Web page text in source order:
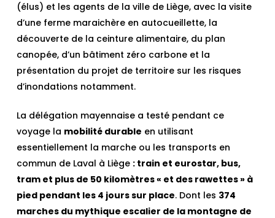
(élus) et les agents de la ville de Liège, avec la visite
d’une ferme maraichère en autocueillette, la
découverte de la ceinture alimentaire, du plan
canopée, d’un bâtiment zéro carbone et la
présentation du projet de territoire sur les risques
d’inondations notamment.
La délégation mayennaise a testé pendant ce
voyage la mobilité durable en utilisant
essentiellement la marche ou les transports en
commun de Laval à Liège : train et eurostar, bus,
tram et plus de 50 kilomètres « et des rawettes » à
pied pendant les 4 jours sur place. Dont les 374
marches du mythique escalier de la montagne de